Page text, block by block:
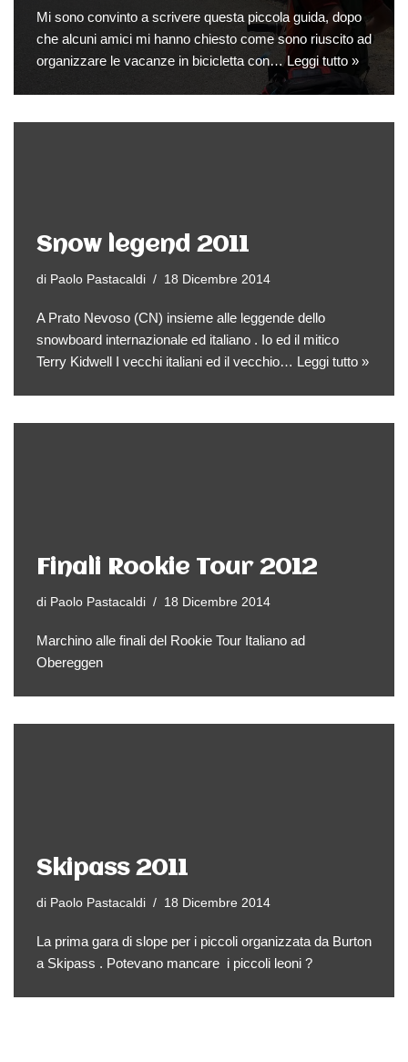
Mi sono convinto a scrivere questa piccola guida, dopo
che alcuni amici mi hanno chiesto come sono riuscito ad
organizzare le vacanze in bicicletta con…Leggi tutto »
Snow legend 2011
di Paolo Pastacaldi 18 Dicembre 2014
A Prato Nevoso (CN) insieme alle leggende dello
snowboard internazionale ed italiano . Io ed il mitico
Terry Kidwell I vecchi italiani ed il vecchio… Leggi tutto »
Finali Rookie Tour 2012
di Paolo Pastacaldi 18 Dicembre 2014
Marchino alle finali del Rookie Tour Italiano ad
Obereggen
Skipass 2011
di Paolo Pastacaldi 18 Dicembre 2014
La prima gara di slope per i piccoli organizzata da Burton
a Skipass . Potevano mancare i piccoli leoni ?